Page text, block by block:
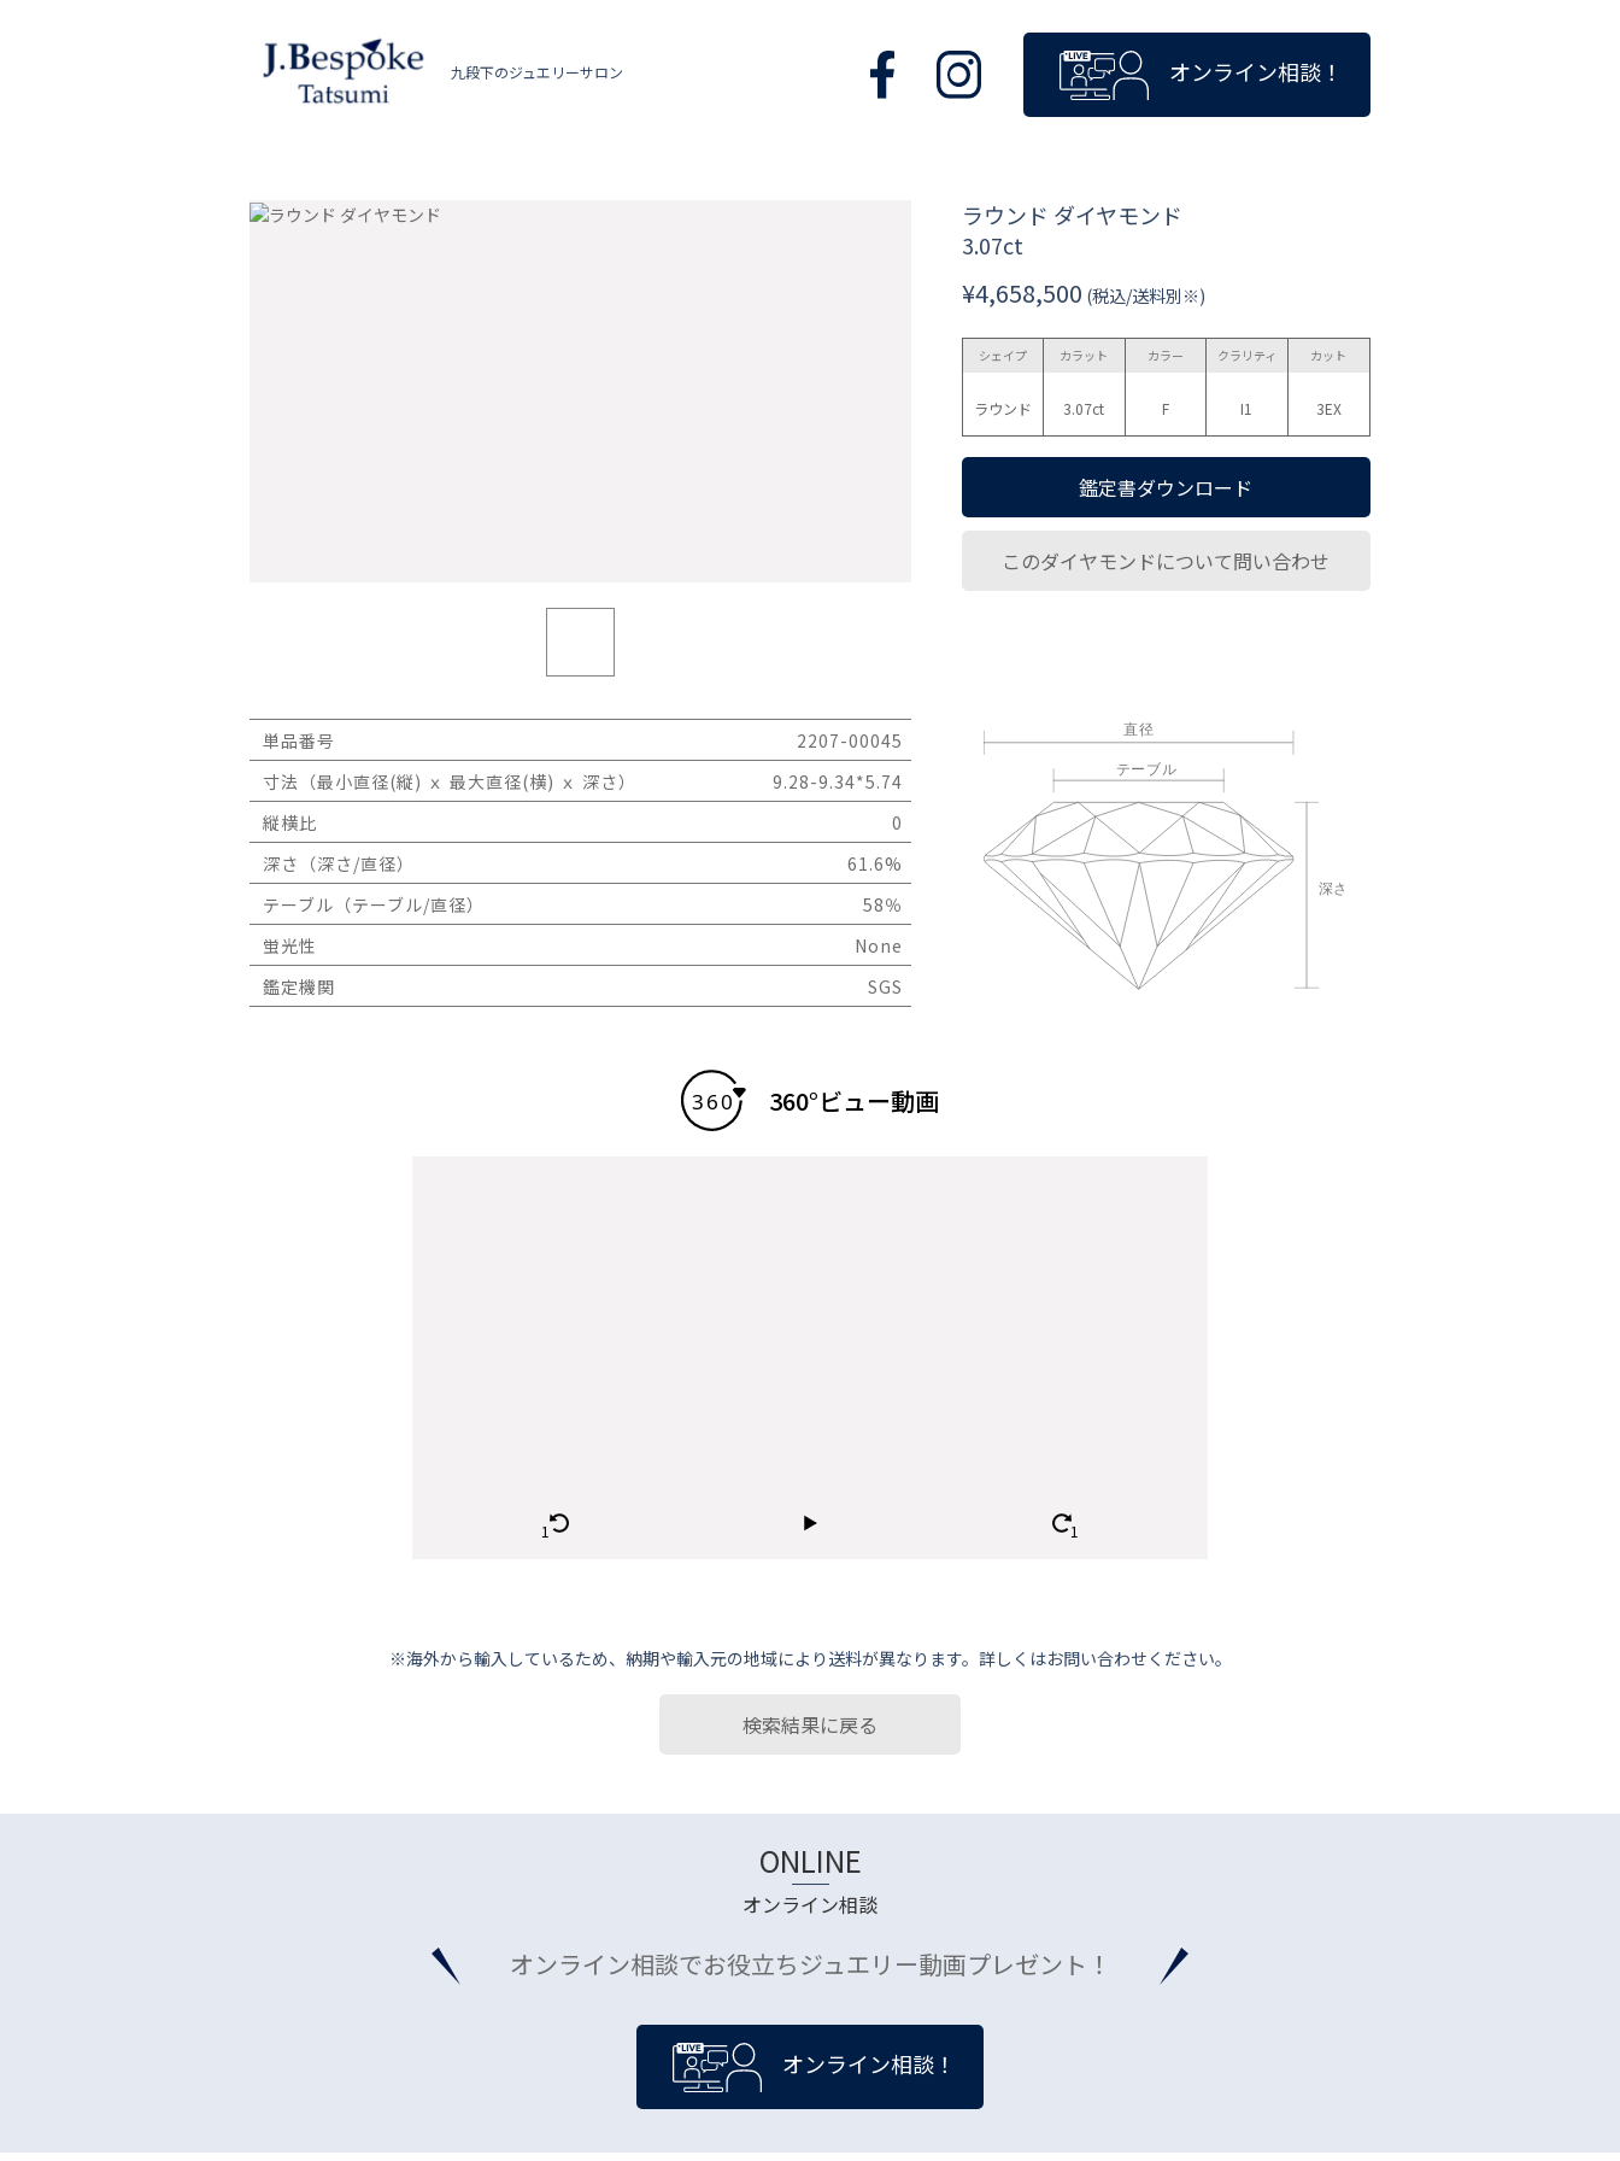
九段下のジュエリーサロン オンライン相談！
ラウンド ダイヤモンド
3.07ct
¥4,658,500 (税込/送料別※)
シェイプ
ラウンド
カラット
3.07ct
カラー
F
クラリティ
I1
カット
3EX
鑑定書ダウンロード
このダイヤモンドについて問い合わせ
単品番号
2207-00045
寸法（最小直径(縦) ｘ 最大直径(横) ｘ 深さ）
9.28-9.34*5.74
縦横比
0
深さ（深さ/直径）
61.6%
テーブル（テーブル/直径）
58％
蛍光性
None
鑑定機関
SGS
360°ビュー動画
※海外から輸⼊しているため、納期や輸⼊元の地域により送料が異なります。詳しくはお問い合わせください。
検索結果に戻る
ONLINE
オンライン相談
オンライン相談でお役立ちジュエリー動画プレゼント！
オンライン相談！